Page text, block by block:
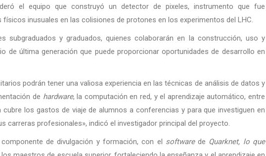
el equipo que construyó un detector de pixeles, instrumento que fue
inusuales en las colisiones de protones en los experimentos del LHC.
subgraduados y graduados, quienes colaborarán en la construcción, uso y
de última generación que puede proporcionar oportunidades de desarrollo en
podrán tener una valiosa experiencia en las técnicas de análisis de datos y
de hardware, la computación en red, y el aprendizaje automático, entre
los gastos de viaje de alumnos a conferencias y para que investiguen en
carreras profesionales», indicó el investigador principal del proyecto.
de divulgación y formación, con el softwarede Quarknet, lo que